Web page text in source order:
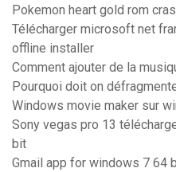
Pokemon heart gold rom
Télécharger microsoft net
offline installer
Comment ajouter de la
Pourquoi doit on
Windows movie maker sur
Sony vegas pro 13
bit
Gmail app for windows 7 64